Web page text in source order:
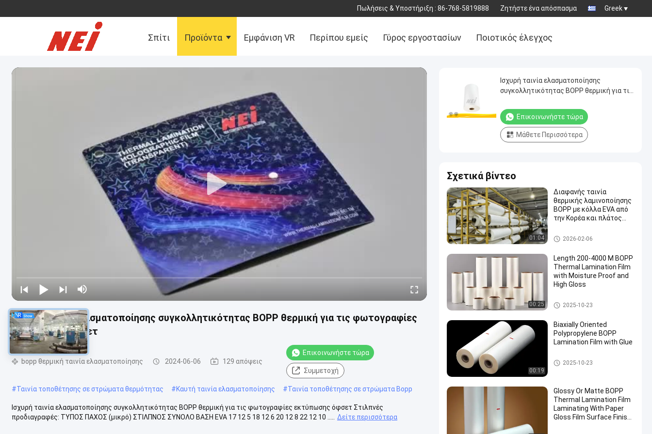
Πωλήσεις & Υποστήριξη : 86-768-5819888 Ζητήστε ένα απόσπασμα Greek
Σπίτι Προϊόντα Εμφάνιση VR Περίπου εμείς Γύρος εργοστασίων Ποιοτικός έλεγχος
Ισχυρή ταινία ελασματοποίησης συγκολλητικότητας BOPP θερμική για τις φωτογραφίες
εκτύπωσης όφσετ
bopp θερμική ταινία ελασματοποίησης 2024-06-06 129 απόψεις
Επικοινωνήστε τώρα
Συμμετοχή
#Ταινία τοποθέτησης σε στρώματα θερμότητας #Καυτή ταινία ελασματοποίησης #Ταινία τοποθέτησης σε στρώματα Bopp
Ισχυρή ταινία ελασματοποίησης συγκολλητικότητας BOPP θερμική για τις φωτογραφίες εκτύπωσης όφσετ Στιλπνές
προδιαγραφές: ΤΥΠΟΣ ΠΑΧΟΣ (μικρό) ΣΤΙΛΠΝΟΣ ΣΥΝΟΛΟ ΒΑΣΗ EVA 17 12 5 18 12 6 20 12 8 22 12 10 .....
Δείτε περισσότερα
Ισχυρή ταινία ελασματοποίησης
συγκολλητικότητας BOPP θερμική για τις
Επικοινωνήστε τώρα
Μάθετε Περισσότερα
Σχετικά βίντεο
01:04
Διαφανής ταινία
θερμικής λαμινοποίησης
BOPP με κόλλα EVA από
την Κορέα και πλάτος
προστατευτική
επικάλυψη
bopp θερμική ταινία ελασματ
οποίησης
2026-02-06
00:25
Length 200-4000 M BOPP
Thermal Lamination Film
with Moisture Proof and
High Gloss
bopp θερμική ταινία ελασματ
οποίησης
2025-10-23
00:19
Biaxially Oriented
Polypropylene BOPP
Lamination Film with Glue
bopp θερμική ταινία ελασματ
οποίησης
2025-10-23
Glossy Or Matte BOPP
Thermal Lamination Film
Laminating With Paper
Gloss Film Surface Finish